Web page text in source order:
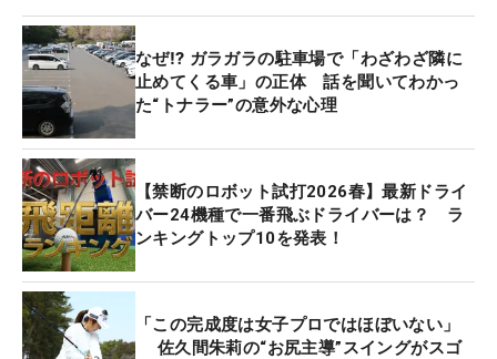
なぜ⁉ ガラガラの駐車場で「わざわざ隣に
止めてくる車」の正体 話を聞いてわかっ
た“トナラー”の意外な心理
【禁断のロボット試打2026春】最新ドライ
バー24機種で一番飛ぶドライバーは？ ラ
ンキングトップ10を発表！
「この完成度は女子プロではほぼいない」
佐久間朱莉の“お尻主導”スイングがスゴ